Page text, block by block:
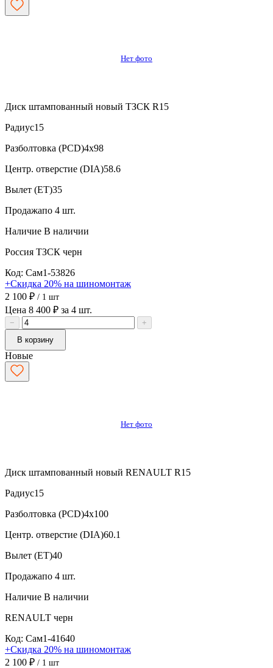
Нет фото
Диск штампованный новый ТЗСК R15
Радиус15
Разболтовка (PCD)4x98
Центр. отверстие (DIA)58.6
Вылет (ET)35
Продажапо 4 шт.
Наличие В наличии
Россия ТЗСК черн
Код: Сам1-53826
+Скидка 20% на шиномонтаж
2 100 ₽ / 1 шт
Цена 8 400 ₽ за 4 шт.
−
+
В корзину
Новые
Нет фото
Диск штампованный новый RENAULT R15
Радиус15
Разболтовка (PCD)4x100
Центр. отверстие (DIA)60.1
Вылет (ET)40
Продажапо 4 шт.
Наличие В наличии
RENAULT черн
Код: Сам1-41640
+Скидка 20% на шиномонтаж
2 100 ₽ / 1 шт